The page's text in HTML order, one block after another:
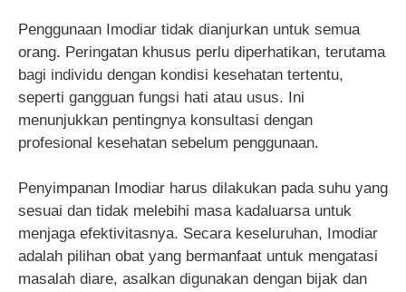
Penggunaan Imodiar tidak dianjurkan untuk semua
orang. Peringatan khusus perlu diperhatikan, terutama
bagi individu dengan kondisi kesehatan tertentu,
seperti gangguan fungsi hati atau usus. Ini
menunjukkan pentingnya konsultasi dengan
profesional kesehatan sebelum penggunaan.
Penyimpanan Imodiar harus dilakukan pada suhu yang
sesuai dan tidak melebihi masa kadaluarsa untuk
menjaga efektivitasnya. Secara keseluruhan, Imodiar
adalah pilihan obat yang bermanfaat untuk mengatasi
masalah diare, asalkan digunakan dengan bijak dan